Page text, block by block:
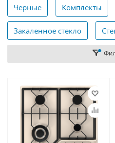
Черные Комплекты
Закаленное стекло